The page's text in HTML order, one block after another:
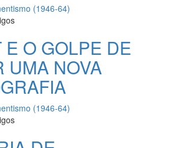
(1946-64)
O GOLPE DE
UMA NOVA
(1946-64)